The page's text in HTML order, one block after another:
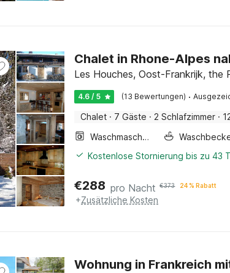
Chalet in Rhone-Alpes
Les Houches, Oost-Frankrijk, the
4.6 / 5 (13 Bewertungen) ·
Chalet · 7 Gäste · 2 Schlafzimmer ·
Waschmaschine
Kostenlose Stornierung bis zu 43
€288 pro Nacht €373 24 % Rabatt
+Zusätzliche Kosten
Wohnung in Frankreich